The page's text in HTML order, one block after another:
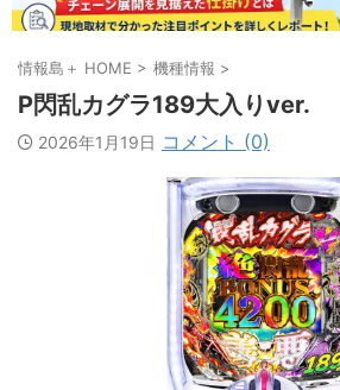
情報島＋ HOME > 機種情報 >
P閃乱カグラ189大入りver.
2026年1月19日 コメント (0)